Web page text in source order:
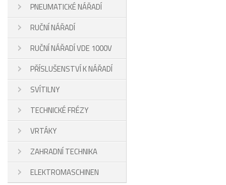
PNEUMATICKÉ NÁŘADÍ
RUČNÍ NÁŘADÍ
RUČNÍ NÁŘADÍ VDE 1000V
PŘÍSLUŠENSTVÍ K NÁŘADÍ
SVÍTILNY
TECHNICKÉ FRÉZY
VRTÁKY
ZAHRADNÍ TECHNIKA
ELEKTROMASCHINEN